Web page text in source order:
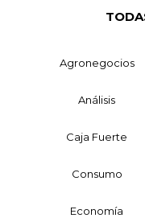
Agronegocios
Análisis
Caja Fuerte
Consumo
Economía